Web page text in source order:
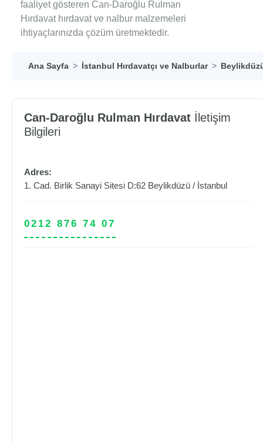
faaliyet gösteren Can-Daroğlu Rulman
Hırdavat hırdavat ve nalbur malzemeleri
ihtiyaçlarınızda çözüm üretmektedir.
Ana Sayfa İstanbul Hırdavatçı ve Nalburlar
Can-Daroğlu Rulman Hırdavat İletişim
Bilgileri
Adres:
1. Cad. Birlik Sanayi Sitesi D:62 Beylikdüzü / İstanbul
0212 876 74 07